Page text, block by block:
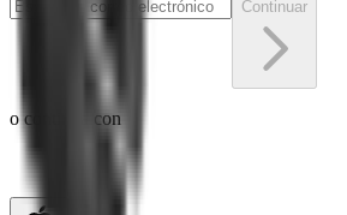
Continuar
o continúa con